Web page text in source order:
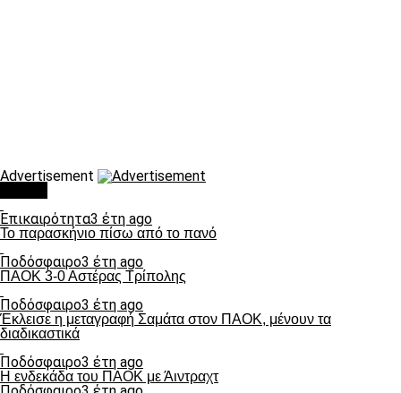
Advertisement
Επικαιρότητα3 έτη ago
Το παρασκήνιο πίσω από το πανό
Ποδόσφαιρο3 έτη ago
ΠΑΟΚ 3-0 Αστέρας Τρίπολης
Ποδόσφαιρο3 έτη ago
Έκλεισε η μεταγραφή Σαμάτα στον ΠΑΟΚ, μένουν τα
διαδικαστικά
Ποδόσφαιρο3 έτη ago
Η ενδεκάδα του ΠΑΟΚ με Άιντραχτ